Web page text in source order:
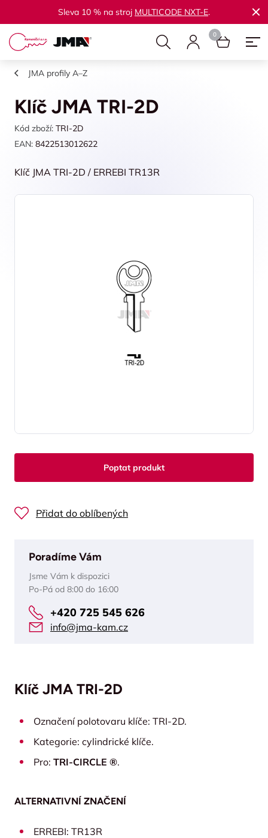
Sleva 10 % na stroj MULTICODE NXT-E.
JMA profily A–Z
Klíč JMA TRI-2D
Kód zboží: TRI-2D
EAN: 8422513012622
Klíč JMA TRI-2D / ERREBI TR13R
Poptat produkt
Přidat do oblíbených
Poradíme Vám
Jsme Vám k dispozici
Po-Pá od 8:00 do 16:00
+420 725 545 626
info@jma-kam.cz
Klíč JMA TRI-2D
Označení polotovaru klíče: TRI-2D.
Kategorie: cylindrické klíče.
Pro: TRI-CIRCLE ®.
ALTERNATIVNÍ ZNAČENÍ
ERREBI: TR13R